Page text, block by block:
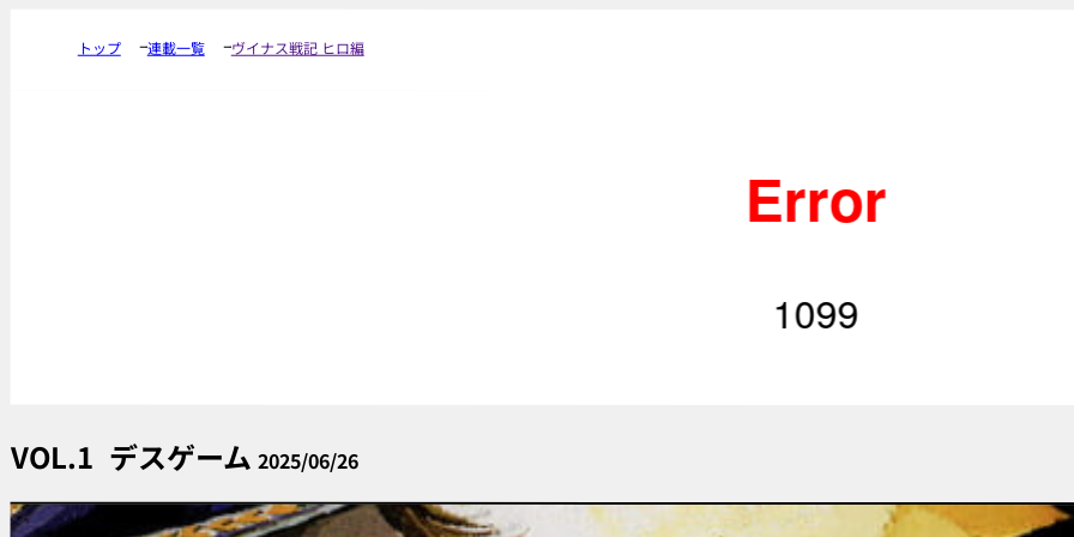
トップ 連載一覧 ヴイナス戦記 ヒロ編
VOL.1 デスゲーム 2025/06/26